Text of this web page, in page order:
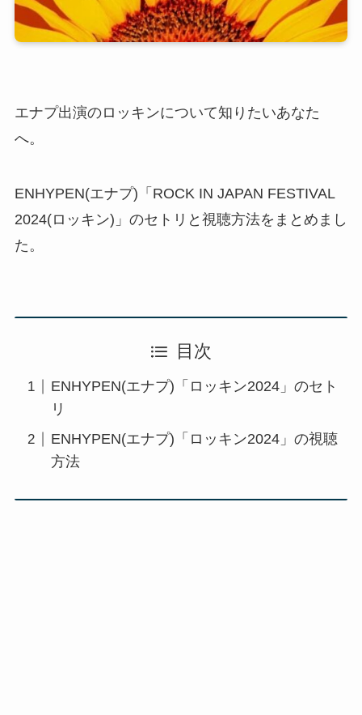
エナプ出演のロッキンについて知りたいあなた
へ。
ENHYPEN(エナプ)「ROCK IN JAPAN FESTIVAL
2024(ロッキン)」のセトリと視聴方法をまとめまし
た。
目次
ENHYPEN(エナプ)「ロッキン2024」のセト
リ
ENHYPEN(エナプ)「ロッキン2024」の視聴
方法